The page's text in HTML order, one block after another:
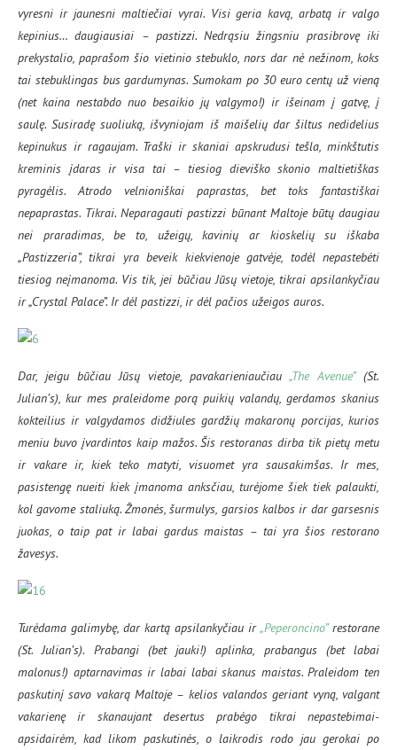
vyresni ir jaunesni maltiečiai vyrai. Visi geria kavą, arbatą ir valgo
kepinius… daugiausiai – pastizzi. Nedrąsiu žingsniu prasibrovę iki
prekystalio, paprašom šio vietinio stebuklo, nors dar nė nežinom, koks
tai stebuklingas bus gardumynas. Sumokam po 30 euro centų už vieną
(net kaina nestabdo nuo besaikio jų valgymo!) ir išeinam į gatvę, į
saulę. Susiradę suoliuką, išvyniojam iš maišelių dar šiltus nedidelius
kepinukus ir ragaujam. Traški ir skaniai apskrudusi tešla, minkštutis
kreminis įdaras ir visa tai – tiesiog dieviško skonio maltietiškas
pyragėlis. Atrodo velnioniškai paprastas, bet toks fantastiškai
nepaprastas. Tikrai. Neparagauti pastizzi būnant Maltoje būtų daugiau
nei praradimas, be to, užeigų, kavinių ar kioskelių su iškaba
„Pastizzeria”, tikrai yra beveik kiekvienoje gatvėje, todėl nepastebėti
tiesiog neįmanoma. Vis tik, jei būčiau Jūsų vietoje, tikrai apsilankyčiau
ir „Crystal Palace”. Ir dėl pastizzi, ir dėl pačios užeigos auros.
Dar, jeigu būčiau Jūsų vietoje, pavakarieniaučiau „The Avenue”(St.
Julian’s), kur mes praleidome porą puikių valandų, gerdamos skanius
kokteilius ir valgydamos didžiules gardžių makaronų porcijas, kurios
meniu buvo įvardintos kaip mažos. Šis restoranas dirba tik pietų metu
ir vakare ir, kiek teko matyti, visuomet yra sausakimšas. Ir mes,
pasistengę nueiti kiek įmanoma anksčiau, turėjome šiek tiek palaukti,
kol gavome staliuką. Žmonės, šurmulys, garsios kalbos ir dar garsesnis
juokas, o taip pat ir labai gardus maistas – tai yra šios restorano
žavesys.
Turėdama galimybę, dar kartą apsilankyčiau ir„Peperoncino”restorane
(St. Julian’s). Prabangi (bet jauki!) aplinka, prabangus (bet labai
malonus!) aptarnavimas ir labai labai skanus maistas. Praleidom ten
paskutinį savo vakarą Maltoje – kelios valandos geriant vyną, valgant
vakarienę ir skanaujant desertus prabėgo tikrai nepastebimai-
apsidairėm, kad likom paskutinės, o laikrodis rodo jau gerokai po